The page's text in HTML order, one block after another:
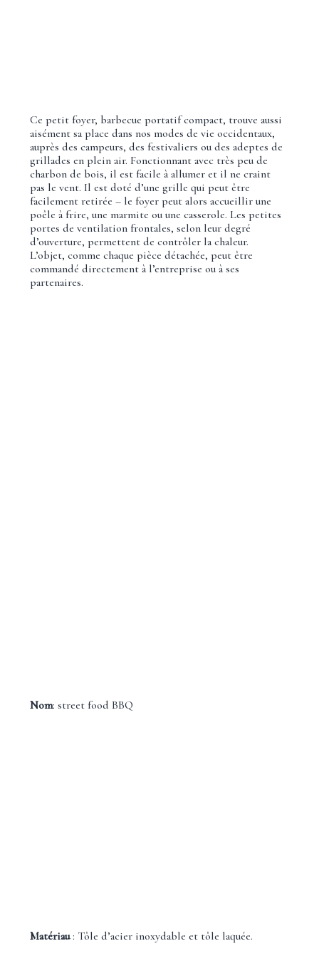
Ce petit foyer, barbecue portatif compact, trouve aussi
aisément sa place dans nos modes de vie occidentaux,
auprès des campeurs, des festivaliers ou des adeptes de
grillades en plein air. Fonctionnant avec très peu de
charbon de bois, il est facile à allumer et il ne craint
pas le vent. Il est doté d’une grille qui peut être
facilement retirée – le foyer peut alors accueillir une
poêle à frire, une marmite ou une casserole. Les petites
portes de ventilation frontales, selon leur degré
d’ouverture, permettent de contrôler la chaleur.
L’objet, comme chaque pièce détachée, peut être
commandé directement à l’entreprise ou à ses
partenaires.
Nom: street food BBQ
Matériau: Tôle d’acier inoxydable et tôle laquée.